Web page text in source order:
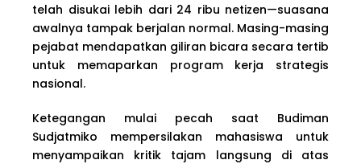
telah disukai lebih dari 24 ribu netizen—suasana
awalnya tampak berjalan normal. Masing-masing
pejabat mendapatkan giliran bicara secara tertib
untuk memaparkan program kerja strategis
nasional.
Ketegangan mulai pecah saat Budiman
Sudjatmiko mempersilakan mahasiswa untuk
menyampaikan kritik tajam langsung di atas